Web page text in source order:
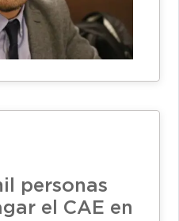
personas
el CAE en